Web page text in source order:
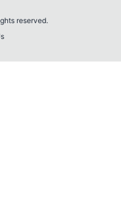
reserved.